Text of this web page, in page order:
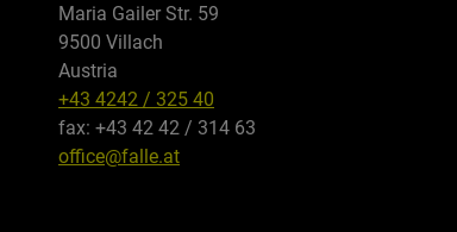
Maria Gailer Str. 59
9500 Villach
Austria
+43 4242 / 325 40
fax: +43 42 42 / 314 63
office@falle.at